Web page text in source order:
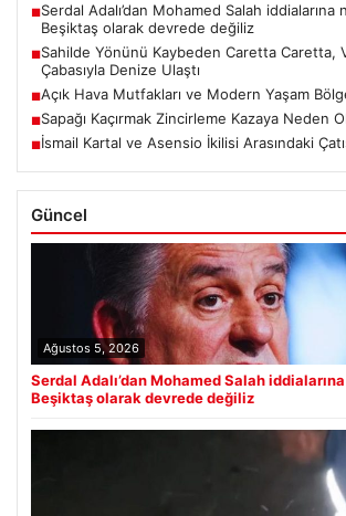
■Serdal Adalı’dan Mohamed Salah iddialarına
Beşiktaş olarak devrede değiliz
■Sahilde Yönünü Kaybeden Caretta Caretta,
Çabasıyla Denize Ulaştı
■Açık Hava Mutfakları ve Modern Yaşam
■Sapağı Kaçırmak Zincirleme Kazaya Neden
■İsmail Kartal ve Asensio İkilisi Arasındaki
Güncel
Ağustos 5, 2026
Serdal Adalı’dan Mohamed Salah
Beşiktaş olarak devrede değiliz